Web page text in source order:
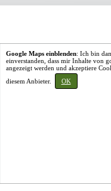
Google Maps einblenden: Ich bin
einverstanden, dass mir Inhalte von
angezeigt werden und akzeptiere
diesem Anbieter.
OK